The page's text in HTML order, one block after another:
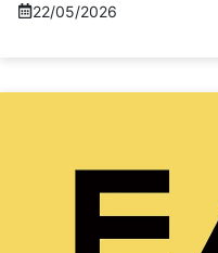
22/05/2026